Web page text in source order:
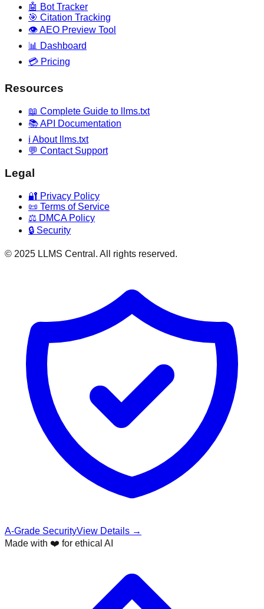
🤖 Bot Tracker
🎯 Citation Tracking
👁️ AEO Preview Tool
📊 Dashboard
💳 Pricing
Resources
📖 Complete Guide to llms.txt
📚 API Documentation
ℹ️ About llms.txt
💬 Contact Support
Legal
🔐 Privacy Policy
📜 Terms of Service
⚖️ DMCA Policy
🔒 Security
© 2025 LLMS Central. All rights reserved.
A-Grade SecurityView Details →
Made with ❤️ for ethical AI